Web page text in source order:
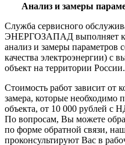
Анализ и замеры
Служба сервисного
ЭНЕРГОЗАПАД выполняет
анализ и замеры параметров
качества электроэнергии) с
объект на территории России.
Стоимость работ зависит от
замера, которые необходимо
объекта, от 10 000 рублей с
По вопросам, Вы можете
по форме обратной связи,
проконсультируют Вас в